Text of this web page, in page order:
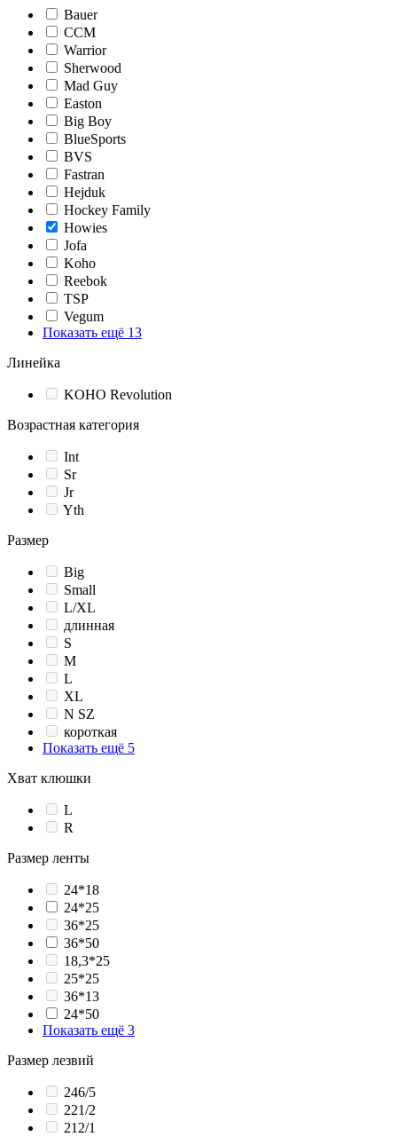
Bauer
CCM
Warrior
Sherwood
Mad Guy
Easton
Big Boy
BlueSports
BVS
Fastran
Hejduk
Hockey Family
Howies
Jofa
Koho
Reebok
TSP
Vegum
Показать ещё 13
Линейка
KOHO Revolution
Возрастная категория
Int
Sr
Jr
Yth
Размер
Big
Small
L/XL
длинная
S
M
L
XL
N SZ
короткая
Показать ещё 5
Хват клюшки
L
R
Размер ленты
24*18
24*25
36*25
36*50
18,3*25
25*25
36*13
24*50
Показать ещё 3
Размер лезвий
246/5
221/2
212/1